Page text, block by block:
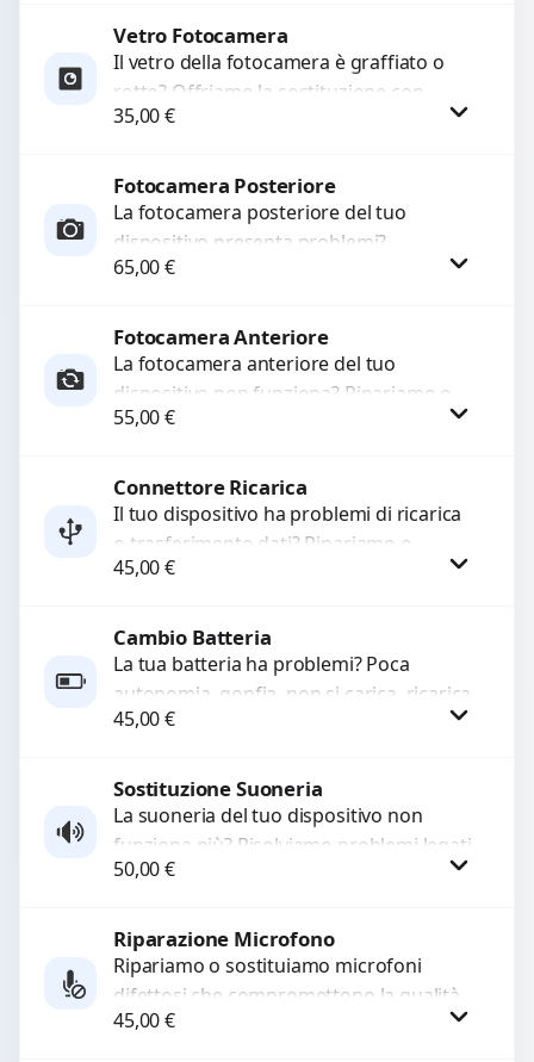
Procedi
Vetro Fotocamera
Il vetro della fotocamera è graffiato o
rotto? Offriamo la sostituzione con
ricambi di alta qualità garantiti per 3
35,00€
Procedi
Fotocamera Posteriore
La fotocamera posteriore del tuo
dispositivo presenta problemi?
Interveniamo per risolvere guasti come
funzionante,...
65,00€
Procedi
Fotocamera Anteriore
La fotocamera anteriore del tuo
dispositivo non funziona? Ripariamo o
sostituiamo fotocamere guaste con
a...
55,00€
Procedi
Connettore Ricarica
Il tuo dispositivo ha problemi di ricarica
o trasferimento dati? Ripariamo o
sostituiamo connettori di ricarica guasti,
45,00€
Procedi
Cambio Batteria
La tua batteria ha problemi? Poca
autonomia, gonfia, non si carica, ricarica
lenta o cicli di ricarica esauriti?
45,00€
Procedi
Sostituzione Suoneria
La suoneria del tuo dispositivo non
funziona più? Risolviamo problemi legati
a moduli audio difettosi con interventi
50,00€
Procedi
Riparazione Microfono
Ripariamo o sostituiamo microfoni
difettosi che compromettono la qualità
audio delle registrazioni o delle
45,00€